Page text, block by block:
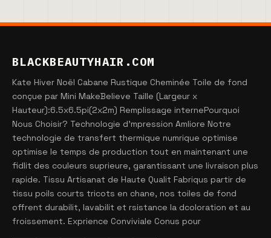
BLACKBEAUTYHAIR.COM
Kate Hiver Noël Cabane Rustique Cheminée Toile de fond
conçue par Mini MakeBelieve Taille (Largeur x
Hauteur):6.5x6.5pi(2x2m) Remplissage internePourquoi
Nous Choisir? Technologie d'mpression Amliore Notre
technologie de transfert thermique numrique optimise
optimise le temps de production tout en maintenant une
fidlit des couleurs suprieure, garantissant une livraison plus
rapide. Tissu Artisanat de Haute Qualit Fabriqus partir de
tissu poils courts tricots en chane, nos toiles de fond
offrent durabilit, lavabilit et rsistance la dcoloration et au
froissement. Exprience Conviviale Conus pour